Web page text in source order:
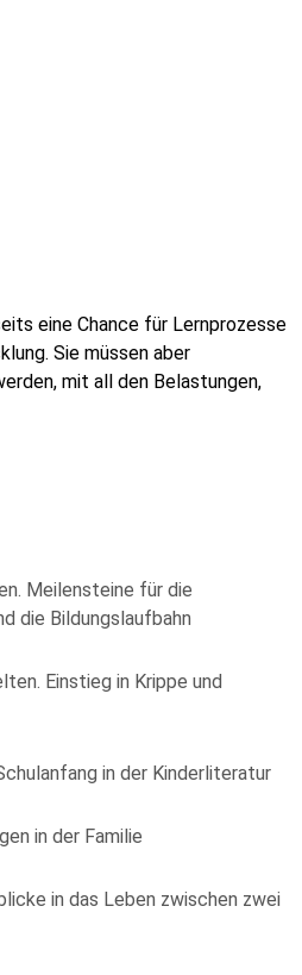
eine Chance für Lernprozesse
Sie müssen aber
mit all den Belastungen,
Meilensteine für die
die Bildungslaufbahn
Einstieg in Krippe und
in der Kinderliteratur
in der Familie
in das Leben zwischen zwei